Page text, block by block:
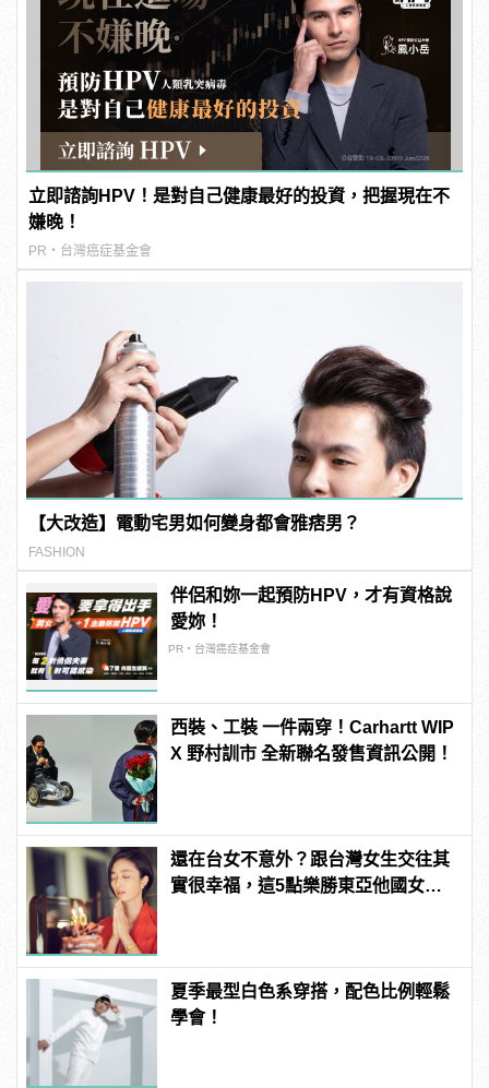
立即諮詢HPV！是對自己健康最好的投資，把握現在不
嫌晚！
PR・台灣癌症基金會
【大改造】電動宅男如何變身都會雅痞男？
FASHION
伴侶和妳一起預防HPV，才有資格說
愛妳！
PR・台灣癌症基金會
西裝、工裝 一件兩穿！Carhartt WIP
X 野村訓市 全新聯名發售資訊公開！
還在台女不意外？跟台灣女生交往其
實很幸福，這5點樂勝東亞他國女
夏季最型白色系穿搭，配色比例輕鬆
學會！